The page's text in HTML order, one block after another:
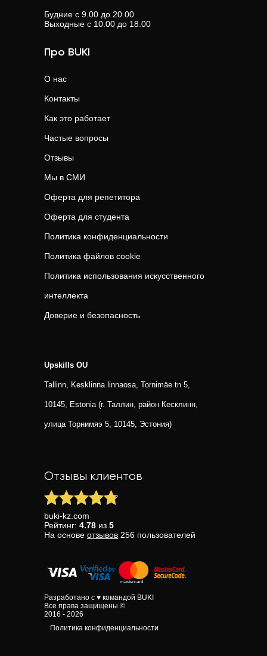
Будние с 9.00 до 20.00
Выходные с 10.00 до 18.00
Про BUKI
О нас
Контакты
Как это работает
Частые вопросы
Отзывы
Мы в СМИ
Оферта для репетитора
Оферта для студента
Политика конфиденциальности
Политика файлов cookie
Политика использования искусственного
интеллекта
Доверие и безопасность
Upskills OU
Tallinn, Kesklinna linnaosa, Tornimäe tn 5,
10145, Estonia (г. Таллин, район Кесклинн,
улица Торнимяэ 5, 10145, Эстония)
Отзывы клиентов
buki-kz.com
Рейтинг: 4.78 из 5
На основе отзывов 256 пользователей
Разработано с ♥ командой BUKI
Все права защищены ©
2016 - 2026
Политика конфиденциальности